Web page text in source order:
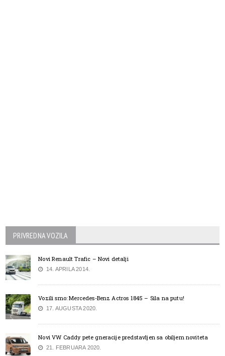
PRIVREDNA VOZILA
Novi Renault Trafic – Novi detalji
14. APRILA 2014.
Vozili smo: Mercedes-Benz Actros 1845 – Sila na putu!
17. AUGUSTA 2020.
Novi VW Caddy pete gneracije predstavljen sa obiljem noviteta
21. FEBRUARA 2020.